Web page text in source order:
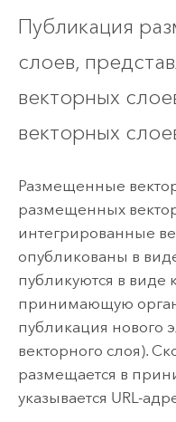
Публикация
слоев,
векторных
векторных
Размещенные
размещенных
интегрированные
опубликованы в
публикуются в виде
принимающую
публикация нового
векторного слоя).
размещается в
указывается URL-